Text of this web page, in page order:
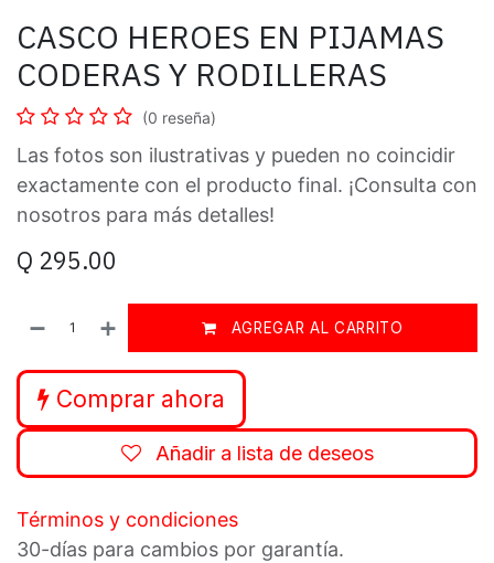
CASCO HEROES EN PIJAMAS
CODERAS Y RODILLERAS
(0 reseña)
Las fotos son ilustrativas y pueden no coincidir
exactamente con el producto final. ¡Consulta con
nosotros para más detalles!
Q 295.00
AGREGAR AL CARRITO
Comprar ahora
Añadir a lista de deseos
Términos y condiciones
30-días para cambios por garantía.